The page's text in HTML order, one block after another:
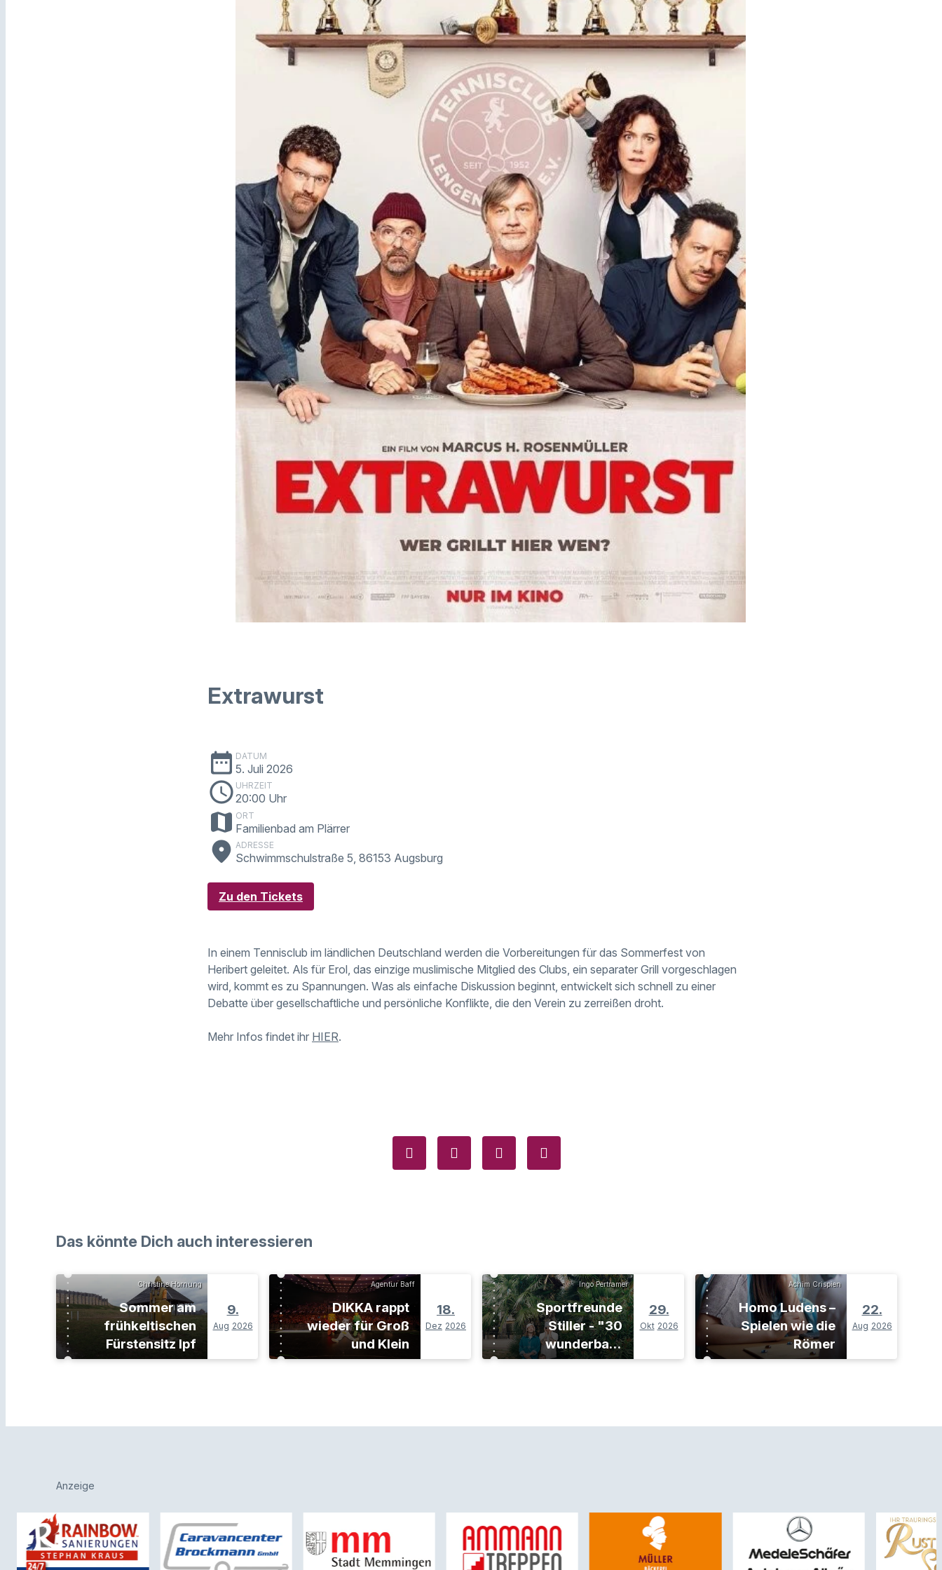
Extrawurst
date_range DATUM
5. Juli 2026
schedule UHRZEIT
20:00 Uhr
map ORT
Familienbad am Plärrer
place ADRESSE
Schwimmschulstraße 5, 86153 Augsburg
Zu den Tickets
In einem Tennisclub im ländlichen Deutschland werden die Vorbereitungen für das Sommerfest von
Heribert geleitet. Als für Erol, das einzige muslimische Mitglied des Clubs, ein separater Grill vorgeschlagen
wird, kommt es zu Spannungen. Was als einfache Diskussion beginnt, entwickelt sich schnell zu einer
Debatte über gesellschaftliche und persönliche Konflikte, die den Verein zu zerreißen droht.
Mehr Infos findet ihr HIER.
Das könnte Dich auch interessieren
Christine Hornung
Sommer am
frühkeltischen
Fürstensitz Ipf
9.
Aug 2026
Agentur Baff
DIKKA rappt
wieder für Groß
und Klein
18.
Dez 2026
Ingo Pertramer
Sportfreunde
Stiller - "30
wunderbare
Jahre"-Tour
29.
Okt 2026
Achim Crispien
Homo Ludens –
Spielen wie die
Römer
22.
Aug 2026
Anzeige